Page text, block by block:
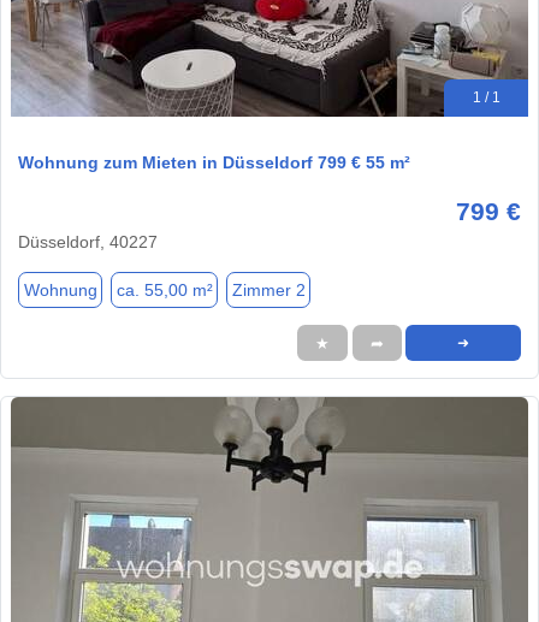
1 / 1
Wohnung zum Mieten in Düsseldorf 799 € 55 m²
799 €
Düsseldorf, 40227
Wohnung ca. 55,00 m² Zimmer 2
★ ➦ ➜